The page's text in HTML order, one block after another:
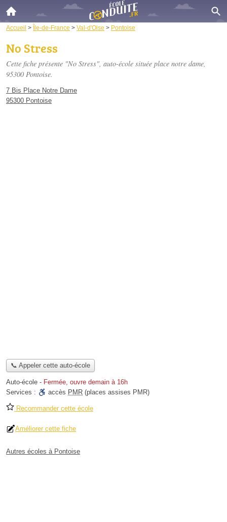
Accueil > Île-de-France > Val-d'Oise > Pontoise
No Stress
Cette fiche présente "No Stress", auto-école située place notre dame,
95300 Pontoise.
7 Bis Place Notre Dame
95300 Pontoise
📞 Appeler cette auto-école
Auto-école - Fermée, ouvre demain à 16h
Services :
accès PMR (places assises PMR)
Recommander cette école
Améliorer cette fiche
Autres écoles à Pontoise